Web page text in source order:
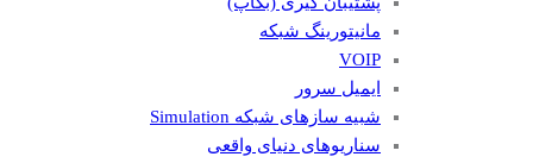
مانيتورينگ شبکه
VOIP
ایمیل سرور
شبیه سازهای شبکه Simulation
سناریوهای دنیای واقعی